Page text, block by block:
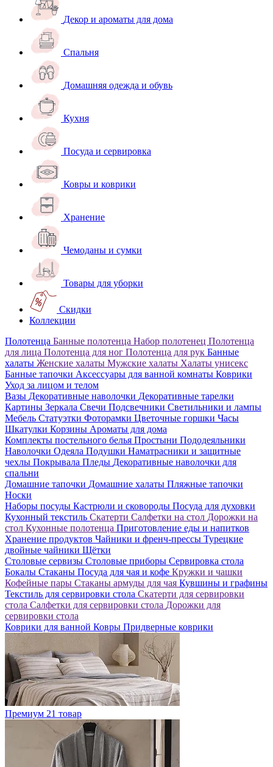
Декор и ароматы для дома
Спальня
Домашняя одежда и обувь
Кухня
Посуда и сервировка
Ковры и коврики
Хранение
Чемоданы и сумки
Товары для уборки
Скидки
Коллекции
Полотенца Банные полотенца Набор полотенец Полотенца
для лица Полотенца для ног Полотенца для рук Банные
халаты Женские халаты Мужские халаты Халаты унисекс
Банные тапочки Аксессуары для ванной комнаты Коврики
Уход за лицом и телом
Вазы Декоративные наволочки Декоративные тарелки
Картины Зеркала Свечи Подсвечники Светильники и лампы
Мебель Статуэтки Фоторамки Цветочные горшки Часы
Шкатулки Корзины Ароматы для дома
Комплекты постельного белья Простыни Пододеяльники
Наволочки Одеяла Подушки Наматрасники и защитные
чехлы Покрывала Пледы Декоративные наволочки для
спальни
Домашние тапочки Домашние халаты Пляжные тапочки
Носки
Наборы посуды Кастрюли и сковороды Посуда для духовки
Кухонный текстиль Скатерти Салфетки на стол Дорожки на
стол Кухонные полотенца Приготовление еды и напитков
Хранение продуктов Чайники и френч-прессы Турецкие
двойные чайники Щётки
Столовые сервизы Столовые приборы Сервировка стола
Бокалы Стаканы Посуда для чая и кофе Кружки и чашки
Кофейные пары Стаканы армуды для чая Кувшины и графины
Текстиль для сервировки стола Скатерти для сервировки
стола Салфетки для сервировки стола Дорожки для
сервировки стола
Коврики для ванной Ковры Придверные коврики
Премиум 21 товар